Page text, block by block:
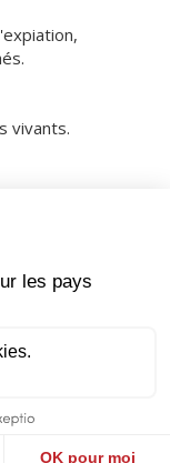
vivants.
nous t'en
Fils
notre
de
du Saint-